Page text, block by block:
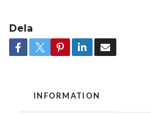
Dela
INFORMATION